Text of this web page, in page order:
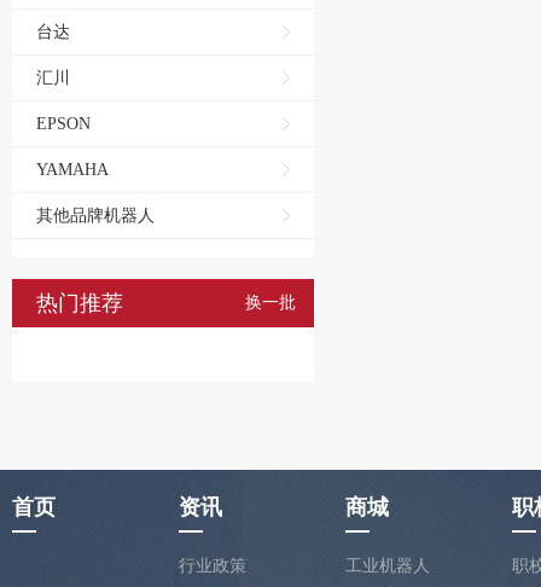
台达
汇川
EPSON
YAMAHA
其他品牌机器人
热门推荐 换一批
首页 资讯
行业政策
商城
工业机器人
职
职